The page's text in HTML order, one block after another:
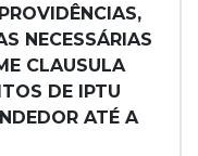
NECESSÁRIAS
CLAUSULA
DE IPTU
ATÉ A